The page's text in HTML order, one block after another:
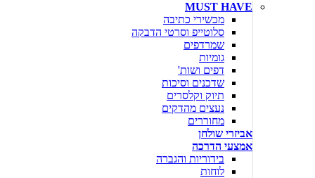
MUST HAVE
מכשירי כתיבה
סלוטייפ וסרטי הדבקה
שמרדפים
גומיות
דפים ושות'
שדכנים וסיכות
תיוק וקלסרים
נעצים מהדקים
מחוררים
אביזרי שולחן
אמצעי הדרכה
בידוריות והגברה
לוחות